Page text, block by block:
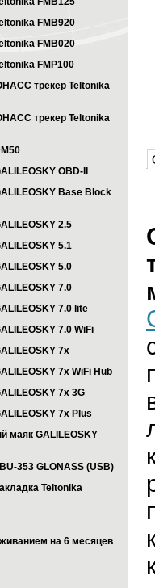
FMB920
FMB020
FMP100
трекер Teltonika
трекер Teltonika
OBD-II
Base Block
2.5
5.1
5.0
7.0
7.0 lite
7.0 WiFi
7x
7x WiFi Hub
7x 3G
7x Plus
маяк GALILEOSKY
353 GLONASS (USB)
Teltonika
на 6 месяцев